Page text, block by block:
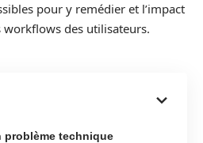
pour y remédier et l’impact
workflows des utilisateurs.
problème technique